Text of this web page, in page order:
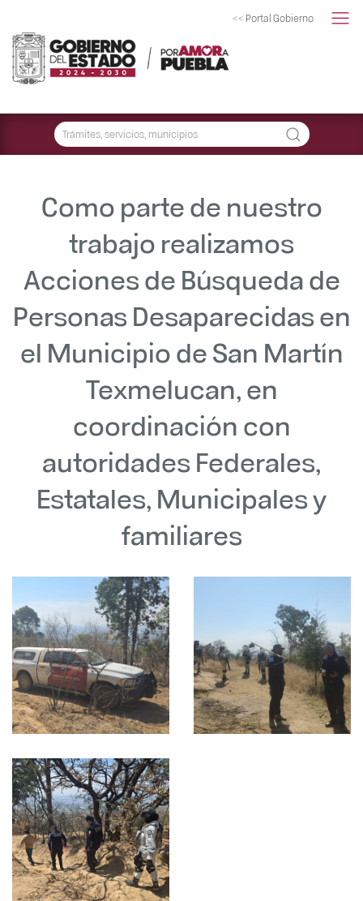
<< Portal Gobierno
Como parte de nuestro
trabajo realizamos
Acciones de Búsqueda de
Personas Desaparecidas en
el Municipio de San Martín
Texmelucan, en
coordinación con
autoridades Federales,
Estatales, Municipales y
familiares